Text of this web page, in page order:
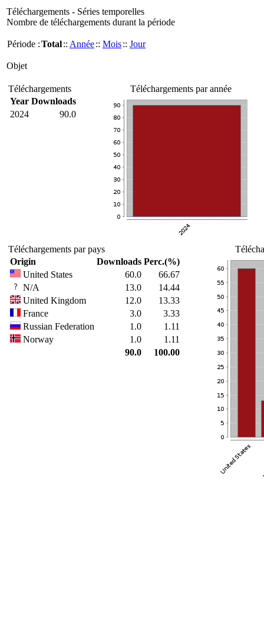
Téléchargements - Séries temporelles
Nombre de téléchargements durant la période
Période :Total:: Année:: Mois:: Jour
Objet
Téléchargements
Year Downloads
2024
90.0
Téléchargements par année
Téléchargements par pays
Origin
Downloads Perc.(%)
United States
60.0
66.67
N/A
13.0
14.44
United Kingdom
12.0
13.33
France
3.0
3.33
Russian Federation
1.0
1.11
Norway
1.0
1.11
90.0
100.00